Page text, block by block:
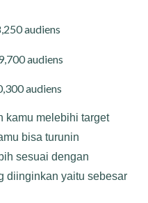
audiens
audiens
audiens
kamu melebihi target
bisa turunin
sesuai dengan
diinginkan yaitu sebesar